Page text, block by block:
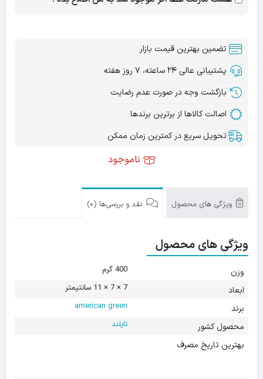
تضمین بهترین قیمت بازار
پشتیبانی عالی ۲۴ ساعته، ۷ روز هفته
بازگشت وجه در صورت عدم رضایت
اصالت کالاها از برترین برندها
تحویل سریع در کمترین زمان ممکن
ناموجود
ویژگی های محصول نقد و بررسی‌ها (0)
ویژگی های محصول
وزن 400 گرم
ابعاد 7 × 7 × 11 سانتیمتر
برند american green
محصول کشور تایلند
بهترین تاریخ مصرف